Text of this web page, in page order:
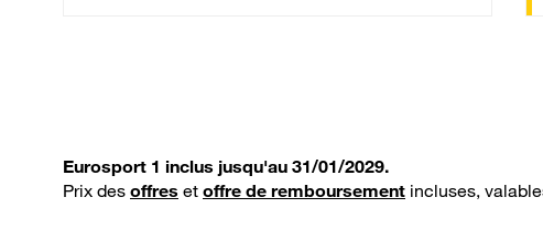
Eurosport 1 inclus jusqu'au 31/01/2029.
Prix des offres et offre de remboursement incluses,